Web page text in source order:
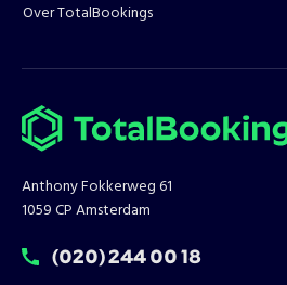
Over TotalBookings
Anthony Fokkerweg 61
1059 CP Amsterdam
T:
(020) 244 00 18